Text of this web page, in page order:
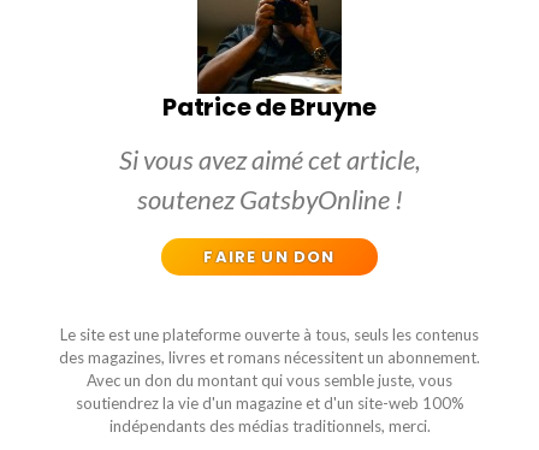
Patrice de Bruyne
Si vous avez aimé cet article,
soutenez GatsbyOnline !
FAIRE UN DON
Le site est une plateforme ouverte à tous, seuls les contenus
des magazines, livres et romans nécessitent un abonnement.
Avec un don du montant qui vous semble juste, vous
soutiendrez la vie d'un magazine et d'un site-web 100%
indépendants des médias traditionnels, merci.